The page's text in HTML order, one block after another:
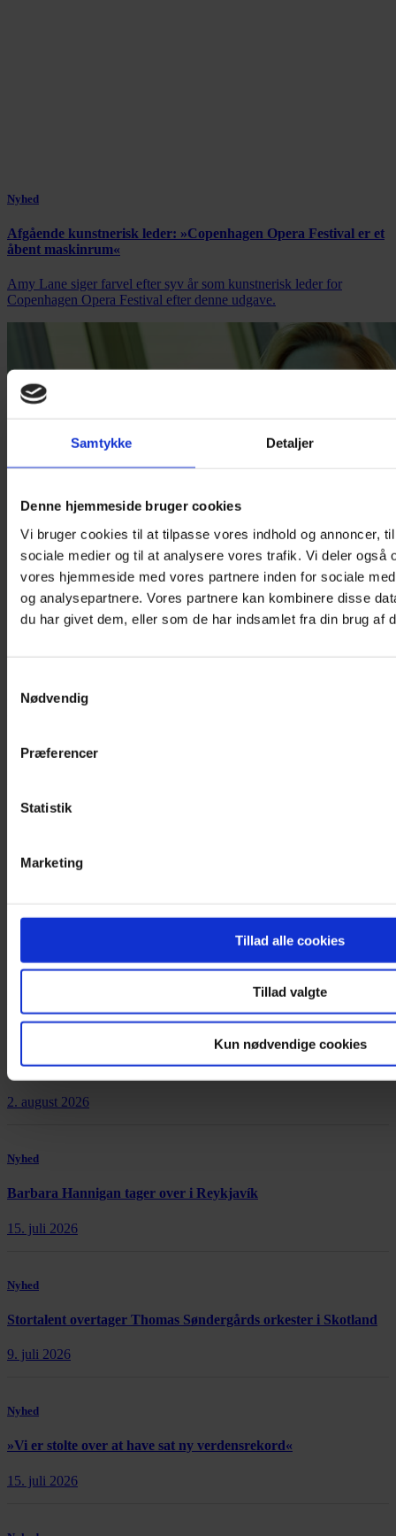
Samtykke Detaljer
Denne hjemmeside bruger cookies
Vi bruger cookies til at tilpasse vores indhold og annoncer,
sociale medier og til at analysere vores trafik. Vi deler også
vores hjemmeside med vores partnere inden for sociale
og analysepartnere. Vores partnere kan kombinere disse
du har givet dem, eller som de har indsamlet fra din brug af
Nødvendig
Præferencer
Statistik
Marketing
Tillad alle cookies
Tillad valgte
Kun nødvendige cookies
Nyhed
Afgående kunstnerisk leder: »Copenhagen Opera Festival er et
åbent maskinrum«
Amy Lane siger farvel efter syv år som kunstnerisk leder for
Copenhagen Opera Festival efter denne udgave.
Nyhed
Barbara Hannigan tager over i Reykjavík
Med Hannigans tiltrædelse bliver Iceland Symphony Orchestra det
første orkester i verden til at have to kvindelige chefdirigenter i streg.
MEST LÆSTE
Orkesterledelse forbyder røde nelliker
2. august 2026
Nyhed
Barbara Hannigan tager over i Reykjavík
15. juli 2026
Nyhed
Stortalent overtager Thomas Søndergårds orkester i Skotland
9. juli 2026
Nyhed
»Vi er stolte over at have sat ny verdensrekord«
15. juli 2026